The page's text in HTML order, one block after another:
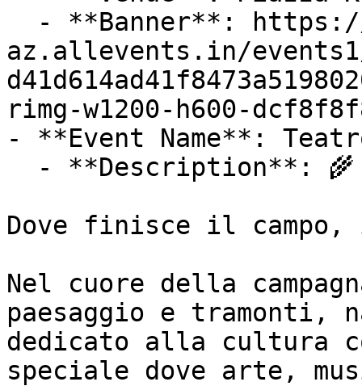
az.allevents.in/events1/
rimg-w1200-h600-
- **Event Name**:
Dove finisce il
Nel cuore della
paesaggio e tramonti,
dedicato alla cultura
speciale dove arte,